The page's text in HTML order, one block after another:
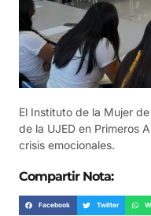
El Instituto de la Mujer
de la UJED en Primeros
crisis emocionales.
Compartir Nota:
Facebook Twitter